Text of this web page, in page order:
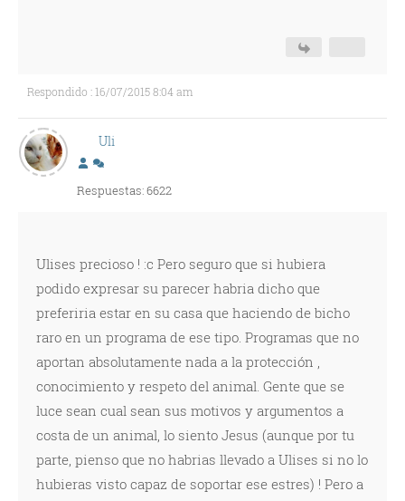
Respondido : 16/07/2015 8:04 am
Uli
Respuestas: 6622
Ulises precioso ! :c Pero seguro que si hubiera
podido expresar su parecer habria dicho que
preferiria estar en su casa que haciendo de bicho
raro en un programa de ese tipo. Programas que no
aportan absolutamente nada a la protección ,
conocimiento y respeto del animal. Gente que se
luce sean cual sean sus motivos y argumentos a
costa de un animal, lo siento Jesus (aunque por tu
parte, pienso que no habrias llevado a Ulises si no lo
hubieras visto capaz de soportar ese estres) ! Pero a